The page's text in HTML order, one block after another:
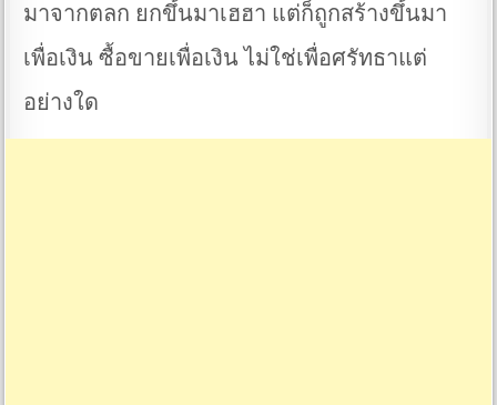
มาจากตลก ยกขึ้นมาเฮฮา แต่ก็ถูกสร้างขึ้นมา
เพื่อเงิน ซื้อขายเพื่อเงิน ไม่ใช่เพื่อศรัทธาแต่
อย่างใด